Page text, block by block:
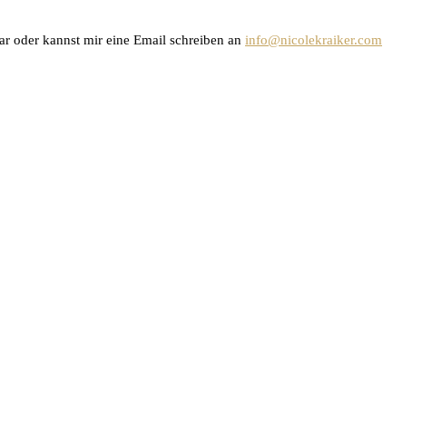
oder kannst mir eine Email schreiben an info@nicolekraiker.com